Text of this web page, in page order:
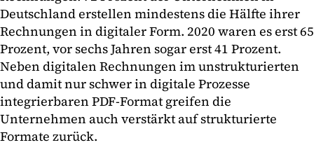
Deutschland erstellen mindestens die Hälfte ihrer
Rechnungen in digitaler Form. 2020 waren es erst 65
Prozent, vor sechs Jahren sogar erst 41 Prozent.
Neben digitalen Rechnungen im unstrukturierten
und damit nur schwer in digitale Prozesse
integrierbaren PDF-Format greifen die
Unternehmen auch verstärkt auf strukturierte
Formate zurück.